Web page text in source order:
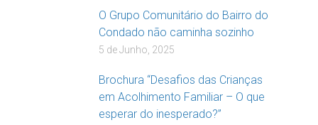
O Grupo Comunitário do Bairro do
Condado não caminha sozinho
5 de Junho, 2025
Brochura “Desafios das Crianças
em Acolhimento Familiar – O que
esperar do inesperado?”